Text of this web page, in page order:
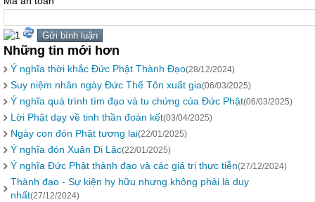
Những tin mới hơn
Ý nghĩa thời khắc Đức Phật Thành Đạo(28/12/2024)
Suy niệm nhân ngày Đức Thế Tôn xuất gia(06/03/2025)
Ý nghĩa quá trình tìm đạo và tu chứng của Đức Phật(06/03/2025)
Lời Phật dạy về tinh thần đoàn kết(03/04/2025)
Ngày con đón Phật tương lai(22/01/2025)
Ý nghĩa đón Xuân Di Lặc(22/01/2025)
Ý nghĩa Đức Phật thành đạo và các giá trị thực tiễn(27/12/2024)
Thành đạo - Sự kiện hy hữu nhưng không phải là duy
nhất(27/12/2024)